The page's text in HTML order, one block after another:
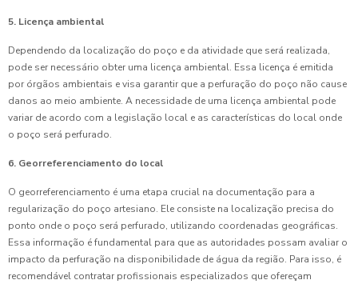
5. Licença ambiental
Dependendo da localização do poço e da atividade que será realizada,
pode ser necessário obter uma licença ambiental. Essa licença é emitida
por órgãos ambientais e visa garantir que a perfuração do poço não cause
danos ao meio ambiente. A necessidade de uma licença ambiental pode
variar de acordo com a legislação local e as características do local onde
o poço será perfurado.
6. Georreferenciamento do local
O georreferenciamento é uma etapa crucial na documentação para a
regularização do poço artesiano. Ele consiste na localização precisa do
ponto onde o poço será perfurado, utilizando coordenadas geográficas.
Essa informação é fundamental para que as autoridades possam avaliar o
impacto da perfuração na disponibilidade de água da região. Para isso, é
recomendável contratar profissionais especializados que ofereçam